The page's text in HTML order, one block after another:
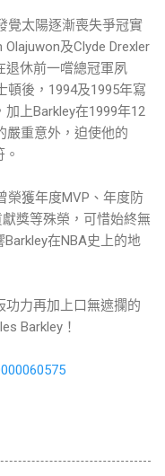
覺太陽逐漸喪失爭冠實
及Clyde Drexler
退休前一嚐總冠軍夙
頓後，1994及1995年寫
上Barkley在1999年12
嚴重意外，迫使他的
榮獲年度MVP、年度防
獎等殊榮，可惜始終無
在NBA史上的地
功力再加上口無遮攔的
Barkley！